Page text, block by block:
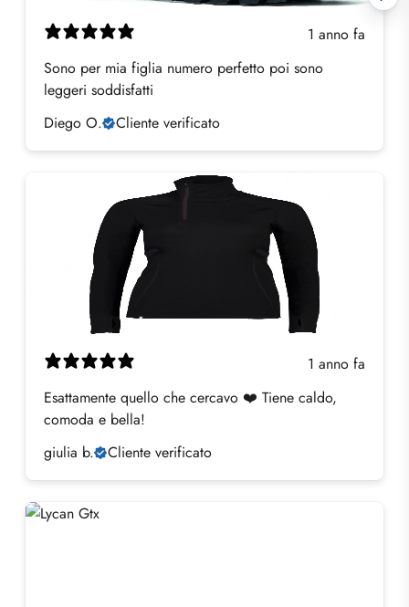
1 anno fa
Sono per mia figlia numero perfetto poi sono
leggeri soddisfatti
Diego O.
Cliente verificato
1 anno fa
Esattamente quello che cercavo ❤️ Tiene caldo,
comoda e bella!
giulia b.
Cliente verificato